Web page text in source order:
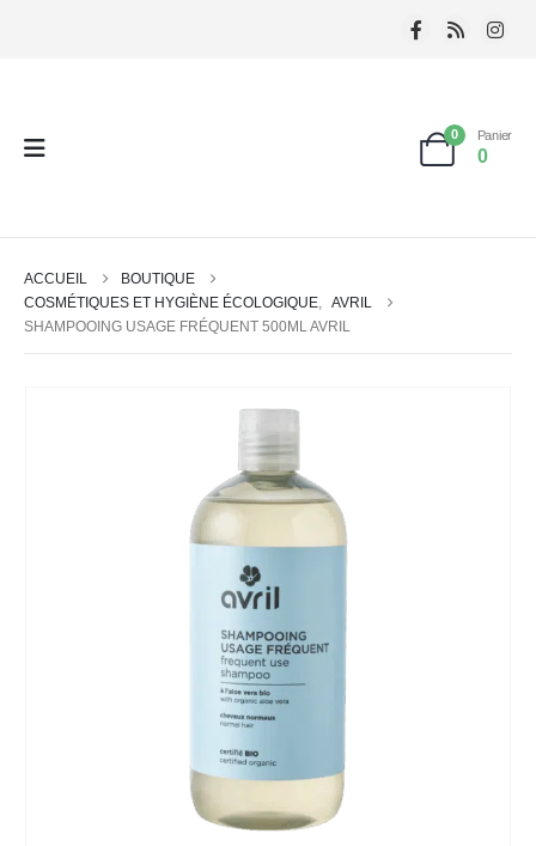
0 Panier
0
ACCUEIL
BOUTIQUE
COSMÉTIQUES ET HYGIÈNE ÉCOLOGIQUE, AVRIL
SHAMPOOING USAGE FRÉQUENT 500ML AVRIL